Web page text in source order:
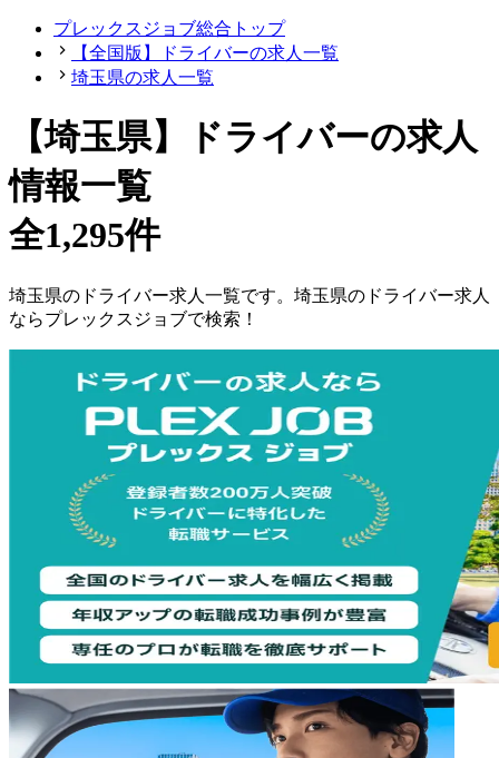
プレックスジョブ総合トップ
【全国版】ドライバーの求人一覧
埼玉県の求人一覧
【埼玉県】
ドライバーの求人
情報一覧
全1,295件
埼玉県の ドライバー求人一覧です。 埼玉県の ドライバー求人
ならプレックスジョブで検索！